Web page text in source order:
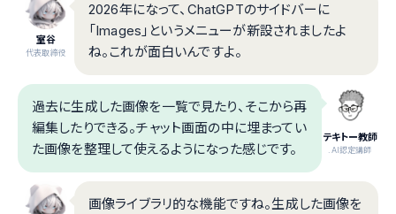
室谷
代表取締役
2026年になって、ChatGPTのサイドバーに
「Images」というメニューが新設されましたよ
ね。これが面白いんですよ。
テキトー教師
.AI認定講師
過去に生成した画像を一覧で見たり、そこから再
編集したりできる。チャット画面の中に埋まってい
た画像を整理して使えるようになった感じです。
画像ライブラリ的な機能ですね。生成した画像を